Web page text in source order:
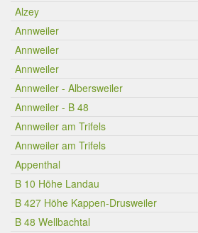
Alzey
Annweiler
Annweiler
Annweiler
Annweiler - Albersweiler
Annweiler - B 48
Annweiler am Trifels
Annweiler am Trifels
Appenthal
B 10 Höhe Landau
B 427 Höhe Kappen-Drusweiler
B 48 Wellbachtal